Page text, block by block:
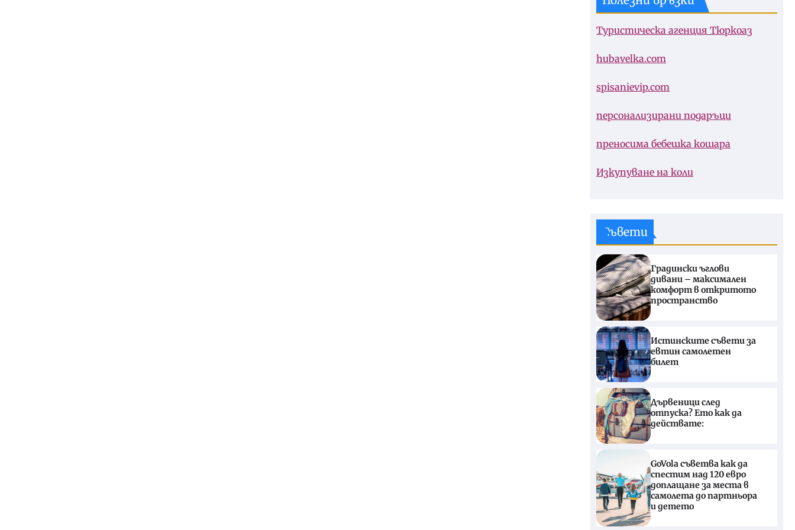
Туристическа агенция Тюркоаз
hubavelka.com
spisanievip.com
персонализирани подаръци
преносима бебешка кошара
Изкупуване на коли
Съвети
Градински ъглови
дивани – максимален
комфорт в откритото
пространство
Истинските съвети за
евтин самолетен
билет
Дървеници след
отпуска? Ето как да
действате:
GoVola съветва как да
спестим над 120 евро
доплащане за места в
самолета до партньора
и детето